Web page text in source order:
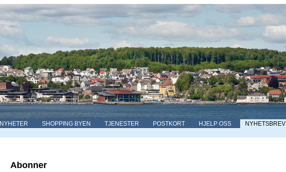
NYHETER SHOPPING BYEN TJENESTER POSTKORT HJELP OSS NYHETSBREV
Abonner